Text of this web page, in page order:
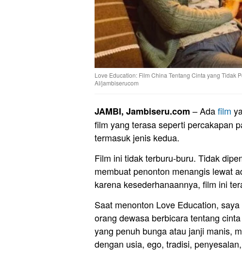
Love Education: Film China Tentang Cinta yang Tidak
AI/jambiserucom
JAMBI, Jambiseru.com – Adafilm
film yang terasa seperti percakapan
termasuk jenis kedua.
Film ini tidak terburu-buru. Tidak
membuat penonton menangis lewat
karena kesederhanaannya, film ini
Saat menonton Love Education,
orang dewasa berbicara tentang
yang penuh bunga atau janji manis,
dengan usia, ego, tradisi,